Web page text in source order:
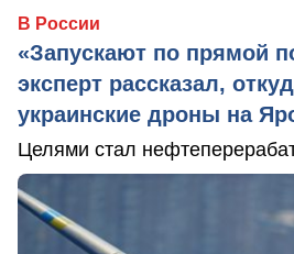
В России
«Запускают по прямой
эксперт рассказал,
украинские дроны на
Целями стал